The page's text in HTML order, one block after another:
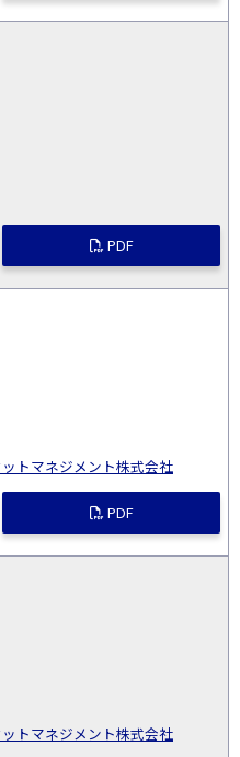
PDF
トマネジメント株式会社
PDF
トマネジメント株式会社